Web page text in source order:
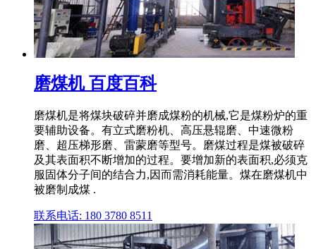
磨煤机 百度百科
磨煤机是将煤块破碎并磨成煤粉的机械,它是煤粉炉的重
要辅助设备。有立式磨粉机、高压悬辊磨、中速微粉
磨、超压梯形磨、雷蒙磨等型号。磨煤过程是煤被破碎
及其表面积不断增加的过程。要增加新的表面积,必须克
服固体分子间的结合力,因而需消耗能量。煤在磨煤机中
被磨制成煤 .
联系电话: 180 3780 8511